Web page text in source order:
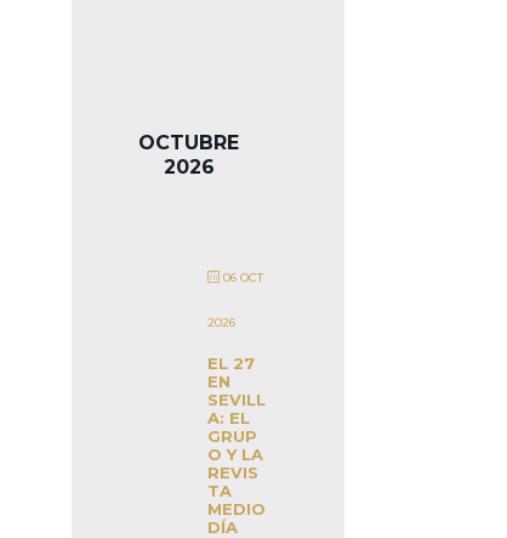
OCTUBRE
2026
06 OCT
2026
EL 27
EN
SEVILL
A: EL
GRUP
O Y LA
REVIS
TA
MEDIO
DÍA